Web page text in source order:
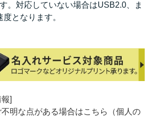
。対応していない場合はUSB2.0、ま
となります。
]
明な点がある場合はこちら（個人の